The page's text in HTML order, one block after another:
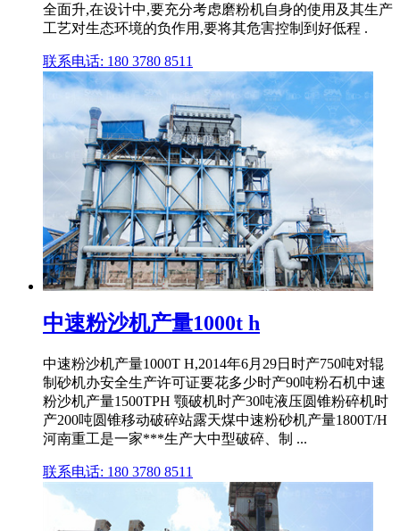
全面升,在设计中,要充分考虑磨粉机自身的使用及其生产
工艺对生态环境的负作用,要将其危害控制到好低程 .
联系电话: 180 3780 8511
中速粉沙机产量1000t h
中速粉沙机产量1000T H,2014年6月29日时产750吨对辊
制砂机办安全生产许可证要花多少时产90吨粉石机中速
粉沙机产量1500TPH 颚破机时产30吨液压圆锥粉碎机时
产200吨圆锥移动破碎站露天煤中速粉砂机产量1800T/H
河南重工是一家***生产大中型破碎、制 ...
联系电话: 180 3780 8511